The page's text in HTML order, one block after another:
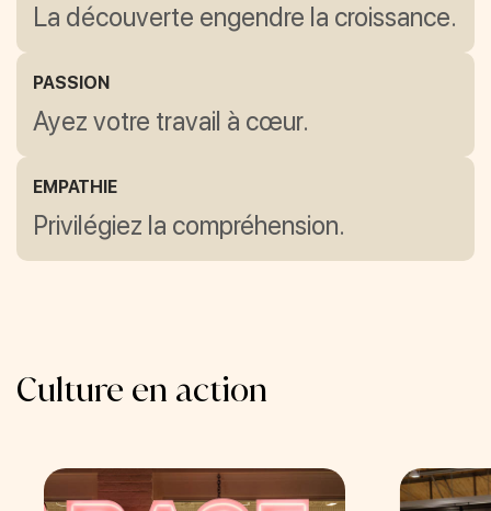
La découverte engendre la croissance.
PASSION
Ayez votre travail à cœur.
EMPATHIE
Privilégiez la compréhension.
Culture en action